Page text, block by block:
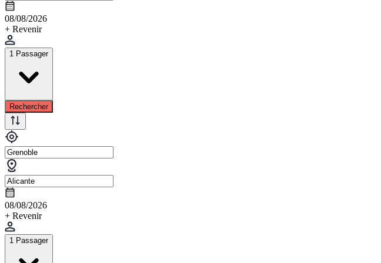
08/08/2026
+ Revenir
1 Passager
Rechercher
08/08/2026
+ Revenir
1 Passager